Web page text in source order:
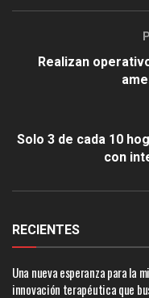
Realizan
Solo 3 de cada 10
con
RECIENTES
Una nueva esperanza para la
innovación terapéutica que